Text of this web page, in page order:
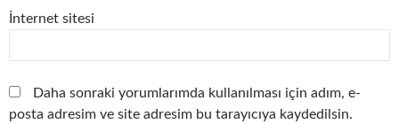
İnternet sitesi
Daha sonraki yorumlarımda kullanılması için adım, e-
posta adresim ve site adresim bu tarayıcıya kaydedilsin.